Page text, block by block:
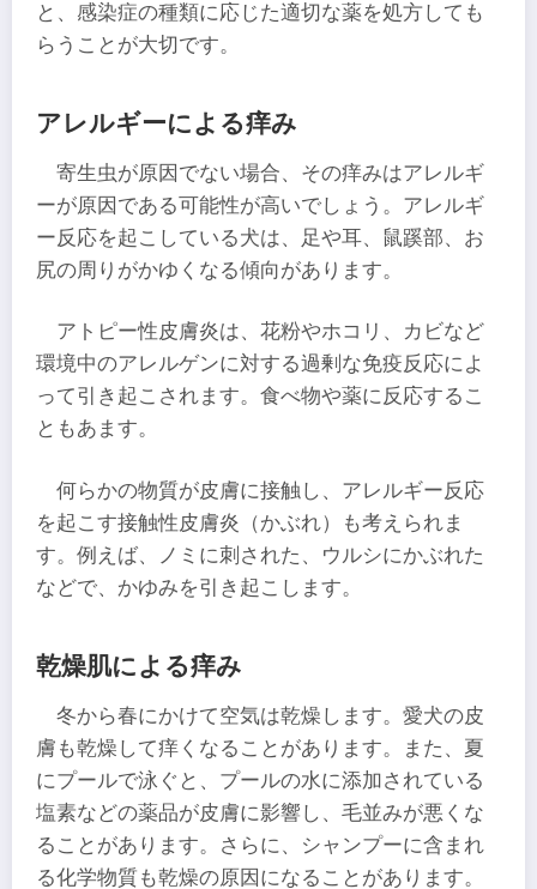
と、感染症の種類に応じた適切な薬を処方しても
らうことが大切です。
アレルギーによる痒み
寄生虫が原因でない場合、その痒みはアレルギ
ーが原因である可能性が高いでしょう。アレルギ
ー反応を起こしている犬は、足や耳、鼠蹊部、お
尻の周りがかゆくなる傾向があります。
アトピー性皮膚炎は、花粉やホコリ、カビなど
環境中のアレルゲンに対する過剰な免疫反応によ
って引き起こされます。食べ物や薬に反応するこ
ともあます。
何らかの物質が皮膚に接触し、アレルギー反応
を起こす接触性皮膚炎（かぶれ）も考えられま
す。例えば、ノミに刺された、ウルシにかぶれた
などで、かゆみを引き起こします。
乾燥肌による痒み
冬から春にかけて空気は乾燥します。愛犬の皮
膚も乾燥して痒くなることがあります。また、夏
にプールで泳ぐと、プールの水に添加されている
塩素などの薬品が皮膚に影響し、毛並みが悪くな
ることがあります。さらに、シャンプーに含まれ
る化学物質も乾燥の原因になることがあります。